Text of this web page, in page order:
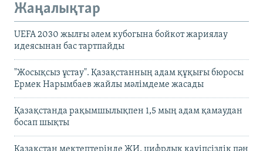
Жаңалықтар
UEFA 2030 жылғы әлем кубогына бойкот жариялау
идеясынан бас тартпайды
"Жосықсыз ұстау". Қазақстанның адам құқығы бюросы
Ермек Нарымбаев жайлы мәлімдеме жасады
Қазақстанда рақымшылықпен 1,5 мың адам қамаудан
босап шықты